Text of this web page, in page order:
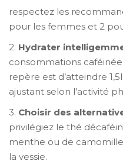
respectez les
pour les femmes et 2
2. Hydrater
consommations
repère est d’atteindre
ajustant selon l’activité
3. Choisir des
privilégiez le thé
menthe ou de
la vessie.